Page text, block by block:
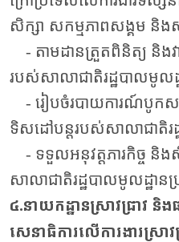
សិក្សា សកម្មភាពសង្គម និង
- តាមដានត្រួតពិនិត្យ និងវា
របស់សាលាជាតិរដ្ឋបាលមូលដ្
- រៀបចំរបាយការណ៍បូកស
ទិសដៅបន្តរបស់សាលាជាតិរ
- ទទួលអនុវត្តភារកិច្ច និ
សាលាជាតិរដ្ឋបាលមូលដ្ឋាន
៤.នាយកដ្ឋានស្រាវជ្រាវ និង
សេនាធិការលើការងារស្រា